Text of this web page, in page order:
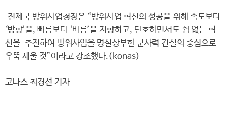
전제국 방위사업청장은 “방위사업 혁신의 성공을 위해 속도보다
‘방향’을, 빠름보다 ‘바름’을 지향하고, 단호하면서도 쉼 없는 혁
신을 추진하여 방위사업을 명실상부한 군사력 건설의 중심으로
우뚝 세울 것”이라고 강조했다.(konas)
코나스 최경선 기자